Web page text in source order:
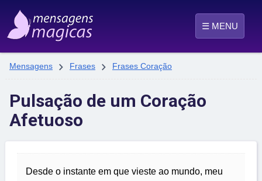
☰ MENU
Mensagens  Frases  Frases Coração
Pulsação de um Coração
Afetuoso
Desde o instante em que vieste ao mundo, meu